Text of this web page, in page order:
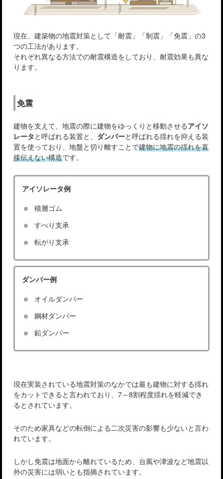
現在、建築物の地震対策として「耐震」「制震」「免震」の3
つの工法があります。
それぞれ異なる方法での耐震構造をしており、耐震効果も異な
ります。
免震
建物を支えて、地震の際に建物をゆっくりと移動させるアイソ
レータ と呼ばれる装置と、 ダンパーと呼ばれる揺れを抑える装
置を使っており、地盤と切り離すことで建物に地震の揺れを直
接伝えない構造です。
アイソレータ例
積層ゴム
すべり支承
転がり支承
ダンパー例
オイルダンパー
鋼材ダンパー
鉛ダンパー
現在実装されている地震対策のなかでは最も建物に対する揺れ
をカットできると言われており、7～8割程度揺れを軽減でき
るとされています。
そのため家具などの転倒による二次災害の影響も少ないと言わ
れています。
しかし免震は地面から離れているため、台風や津波など地震以
外の災害には弱いとも指摘されています。